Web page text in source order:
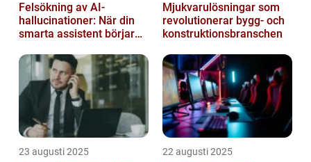
Felsökning av AI-
hallucinationer: När din
smarta assistent börjar
Mjukvarulösningar som
revolutionerar bygg- och
konstruktionsbranschen
23 augusti 2025 22 augusti 2025